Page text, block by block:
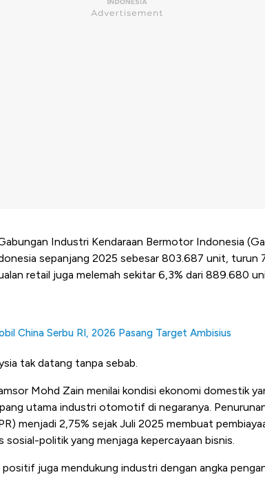
Industri Kendaraan Bermotor Indonesia
sepanjang 2025 sebesar 803.687 unit, turun
retail juga melemah sekitar 6,3% dari 889.680
China Serbu RI, 2026 Pasang Target Ambisius
tak datang tanpa sebab.
Mohd Zain menilai kondisi ekonomi domestik
utama industri otomotif di negaranya.
menjadi 2,75% sejak Juli 2025 membuat
politik yang menjaga kepercayaan bisnis.
positif juga mendukung industri dengan angka